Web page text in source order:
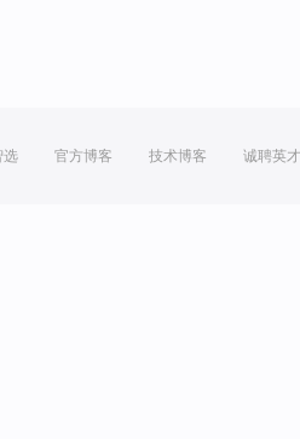
选 官方博客 技术博客 诚聘英才